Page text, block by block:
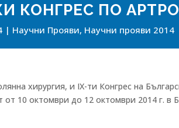
КОНГРЕС ПО
Научни Прояви, Научни прояви 2014
хирургия, и IX-ти Конгрес на
10 октомври до 12 октомври 2014 г. в